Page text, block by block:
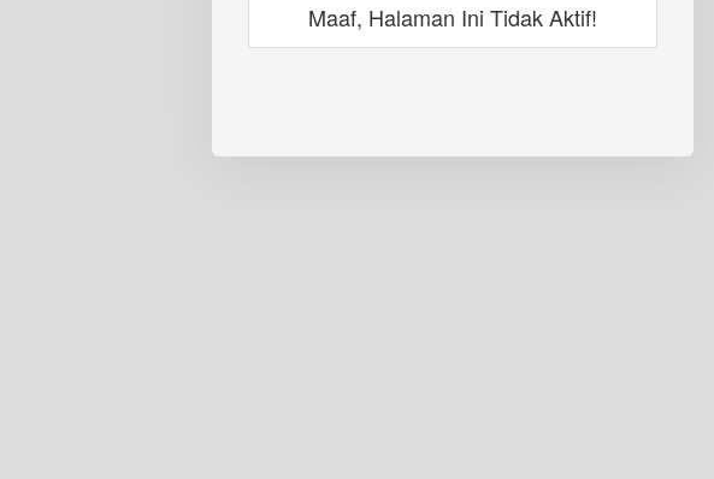
Maaf, Halaman Ini Tidak Aktif!